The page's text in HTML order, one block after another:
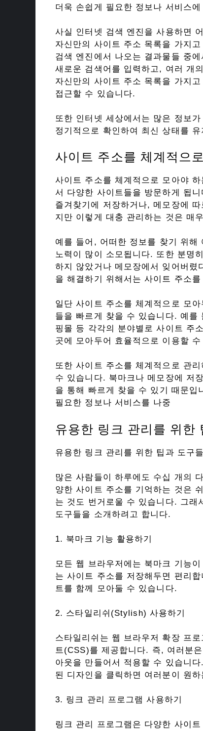
더욱 손쉽게 필요한 정보나 서비스
사실 인터넷 검색 엔진을 사용하면
자신만의 사이트 주소 목록을 가지
검색 엔진에서 나오는 결과물들 중
새로운 검색어를 입력하고, 여러 개
자신만의 사이트 주소 목록을 가지
접근할 수 있습니다.
또한 인터넷 세상에서는 많은 정보
정기적으로 확인하여 최신 상태를 유
사이트 주소를 체계적으
사이트 주소를 체계적으로 모아야
서 다양한 사이트들을 방문하게 됩
즐겨찾기에 저장하거나, 메모장에
지만 이렇게 대충 관리하는 것은 매
예를 들어, 어떠한 정보를 찾기 위해
노력이 많이 소모됩니다. 또한 분명
하지 않았거나 메모장에서 잊어버
을 해결하기 위해서는 사이트 주소
일단 사이트 주소를 체계적으로 모
들을 빠르게 찾을 수 있습니다. 예
핑몰 등 각각의 분야별로 사이트 주
곳에 모아두어 효율적으로 이용할 수
또한 사이트 주소를 체계적으로 관
수 있습니다. 북마크나 메모장에 저
을 통해 빠르게 찾을 수 있기 때문입
필요한 정보나 서비스를 나중
유용한 링크 관리를 위한
유용한 링크 관리를 위한 팁과 도구
많은 사람들이 하루에도 수십 개의
양한 사이트 주소를 기억하는 것은
는 것도 번거로울 수 있습니다. 그래
도구들을 소개하려고 합니다.
1. 북마크 기능 활용하기
모든 웹 브라우저에는 북마크 기능
는 사이트 주소를 저장해두면 편리
트를 함께 모아둘 수 있습니다.
2. 스타일리쉬(Stylish) 사용하기
스타일리쉬는 웹 브라우저 확장 프
트(CSS)를 제공합니다. 즉, 여러분
아웃을 만들어서 적용할 수 있습니
된 디자인을 클릭하면 여러분이 원
3. 링크 관리 프로그램 사용하기
링크 관리 프로그램은 다양한 사이